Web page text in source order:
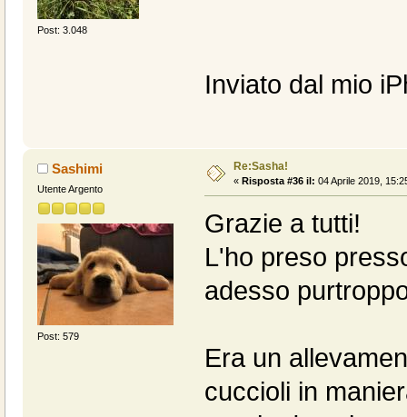
Post: 3.048
Inviato dal mio
Sashimi
Utente Argento
Post: 579
Re:Sasha!
« Risposta #36 il: 04 Aprile 2019,
Grazie a tutti!
L'ho preso
adesso
Era un
cuccioli in